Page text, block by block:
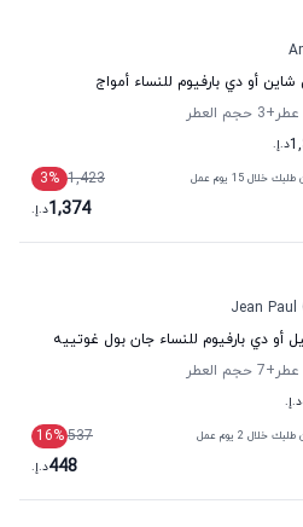
أو دي بارفيوم للنساء أمواج
+3
حجم العطر
د.إ.
15 يوم عمل 1,423
3%
1,374د.إ.
Jean Paul
أو دي بارفيوم للنساء جان بول غوتييه
+7
حجم العطر
د.إ.
خلال 2 يوم عمل 537
16%
448د.إ.